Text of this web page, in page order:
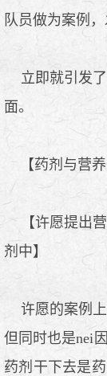
队员做为案例
立即就引发了
面。
【药剂与营养
【许愿提出营
剂中】
许愿的案例上
但同时也是nei
药剂干下去是